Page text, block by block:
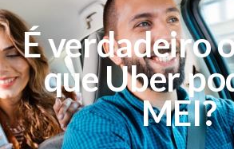
É verdadeiro
que Uber
MEI?